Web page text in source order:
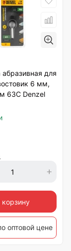
для
6 мм,
63С Denzel
корзину
оптовой цене